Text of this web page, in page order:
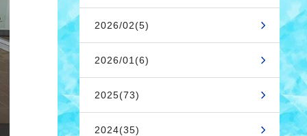
2026/02(5)
2026/01(6)
2025(73)
2024(35)